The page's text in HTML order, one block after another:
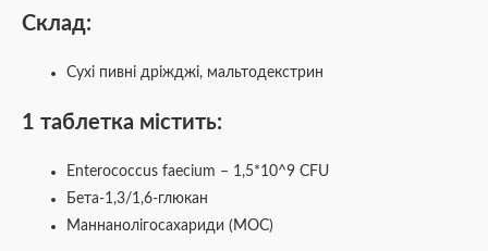
Склад:
Сухі пивні дріжджі, мальтодекстрин
1 таблетка містить:
Enterococcus faecium – 1,5*10^9 CFU
Бета-1,3/1,6-глюкан
Маннанолігосахариди (МОС)